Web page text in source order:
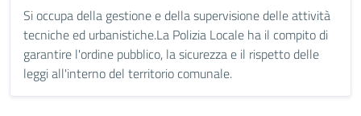
Si occupa della gestione e della supervisione delle attività
tecniche ed urbanistiche.La Polizia Locale ha il compito di
garantire l'ordine pubblico, la sicurezza e il rispetto delle
leggi all'interno del territorio comunale.